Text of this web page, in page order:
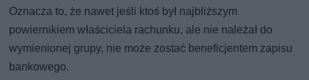
Oznacza to, że nawet jeśli ktoś był najbliższym
powiernikiem właściciela rachunku, ale nie należał do
wymienionej grupy, nie może zostać beneficjentem zapisu
bankowego.